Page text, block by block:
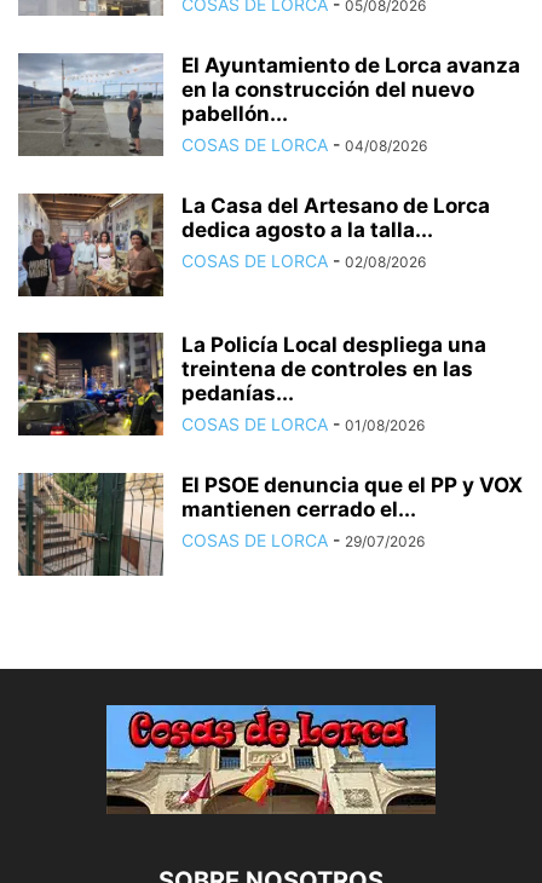
05/08/2026
El Ayuntamiento de Lorca avanza
en la construcción del nuevo
pabellón...
COSAS DE LORCA - 04/08/2026
La Casa del Artesano de Lorca
dedica agosto a la talla...
COSAS DE LORCA - 02/08/2026
La Policía Local despliega una
treintena de controles en las
pedanías...
COSAS DE LORCA - 01/08/2026
El PSOE denuncia que el PP y VOX
mantienen cerrado el...
COSAS DE LORCA - 29/07/2026